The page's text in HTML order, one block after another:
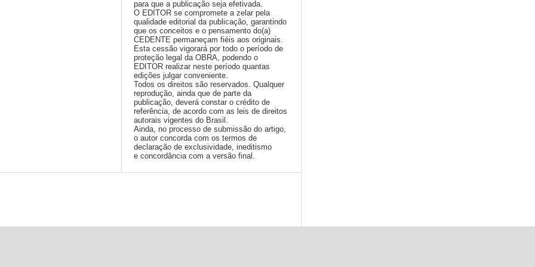
para que a publicação seja efetivada.
O EDITOR se compromete a zelar pela
qualidade editorial da publicação, garantindo
que os conceitos e o pensamento do(a)
CEDENTE permaneçam fiéis aos originais.
Esta cessão vigorará por todo o período de
proteção legal da OBRA, podendo o
EDITOR realizar neste período quantas
edições julgar conveniente.
Todos os direitos são reservados. Qualquer
reprodução, ainda que de parte da
publicação, deverá constar o crédito de
referência, de acordo com as leis de direitos
autorais vigentes do Brasil.
Ainda, no processo de submissão do artigo,
o autor concorda com os termos de
declaração de exclusividade, ineditismo
e concordância com a versão final.